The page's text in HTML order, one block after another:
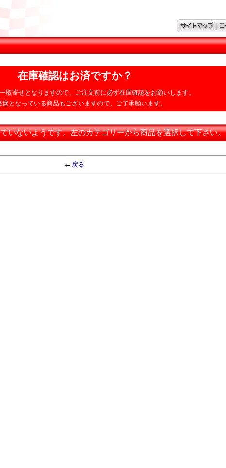
在庫確認はお済ですか？
取寄せとなりますので、ご注文前に必ず在庫確認をお願いします。
盤となっている商品もございますので、ご了承願います。
いないようです。左のカテゴリーから商品を選択して下さい。
← 戻る